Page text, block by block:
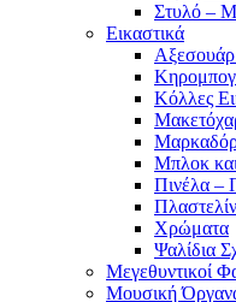
Στυλό –
Εικαστικά
Αξεσουάρ
Κόλλες
Μπλοκ
Πινέλα –
Χρώματα
Ψαλίδια
Μεγεθυντικοί
Μουσική